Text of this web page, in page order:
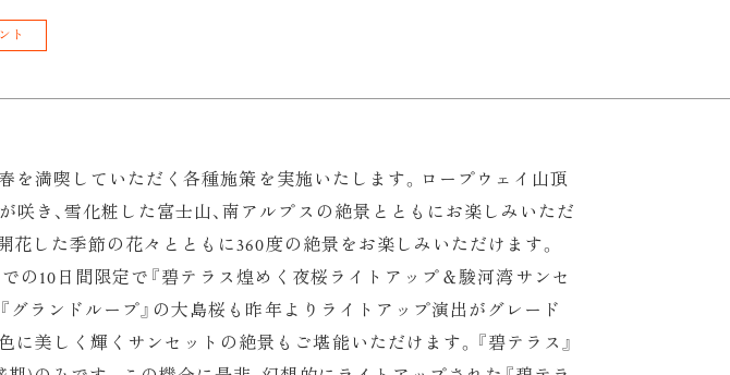
ト
を満喫していただく各種施策を実施いたします。ロープウェイ山頂
咲き、雪化粧した富士山、南アルプスの絶景とともにお楽しみいただ
した季節の花々とともに360度の絶景をお楽しみいただけます。
の10日間限定で『碧テラス煌めく夜桜ライトアップ＆駿河湾サンセ
グランドループ』の大島桜も昨年よりライトアップ演出がグレード
美しく輝くサンセットの絶景もご堪能いただけます。『碧テラス』